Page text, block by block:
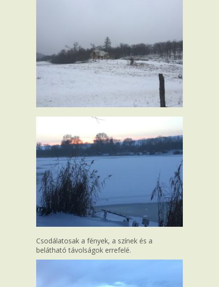
Csodálatosak a fények, a színek és a
belátható távolságok errefelé.